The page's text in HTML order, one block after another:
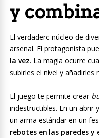
y
El verdadero núcleo de
arsenal. El protagonista
la vez. La magia ocurre
subirles el nivel y
El juego te permite crear
indestructibles. En un abrir
un arma estándar en un
rebotes en las paredes y